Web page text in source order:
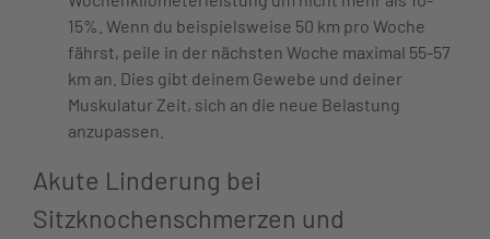
15%. Wenn du beispielsweise 50 km pro Woche
fährst, peile in der nächsten Woche maximal 55-57
km an. Dies gibt deinem Gewebe und deiner
Muskulatur Zeit, sich an die neue Belastung
anzupassen.
Akute Linderung bei
Sitzknochenschmerzen und